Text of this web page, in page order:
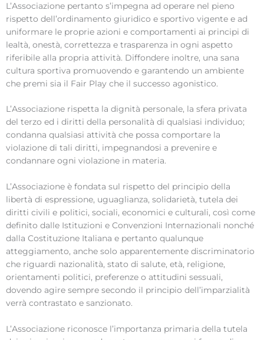
L’Associazione pertanto s’impegna ad operare nel pieno
rispetto dell’ordinamento giuridico e sportivo vigente e ad
uniformare le proprie azioni e comportamenti ai principi di
lealtà, onestà, correttezza e trasparenza in ogni aspetto
riferibile alla propria attività. Diffondere inoltre, una sana
cultura sportiva promuovendo e garantendo un ambiente
che premi sia il Fair Play che il successo agonistico.
L’Associazione rispetta la dignità personale, la sfera privata
del terzo ed i diritti della personalità di qualsiasi individuo;
condanna qualsiasi attività che possa comportare la
violazione di tali diritti, impegnandosi a prevenire e
condannare ogni violazione in materia.
L’Associazione è fondata sul rispetto del principio della
libertà di espressione, uguaglianza, solidarietà, tutela dei
diritti civili e politici, sociali, economici e culturali, così come
definito dalle Istituzioni e Convenzioni Internazionali nonché
dalla Costituzione Italiana e pertanto qualunque
atteggiamento, anche solo apparentemente discriminatorio
che riguardi nazionalità, stato di salute, età, religione,
orientamenti politici, preferenze o attitudini sessuali,
dovendo agire sempre secondo il principio dell’imparzialità
verrà contrastato e sanzionato.
L’Associazione riconosce l’importanza primaria della tutela